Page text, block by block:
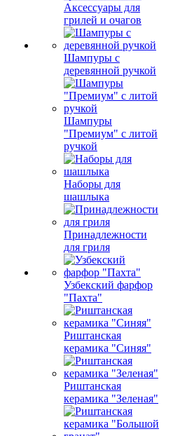
Аксессуары для
грилей и очагов
Шампуры с
деревянной ручкой
Шампуры
"Премиум" с литой
ручкой
Наборы для
шашлыка
Принадлежности
для гриля
Узбекский фарфор
"Пахта"
Риштанская
керамика "Синяя"
Риштанская
керамика "Зеленая"